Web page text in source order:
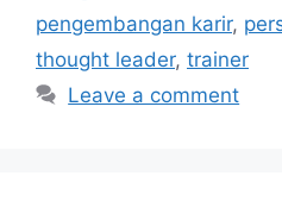
pengembangan karir,
thought leader, trainer
Leave a comment